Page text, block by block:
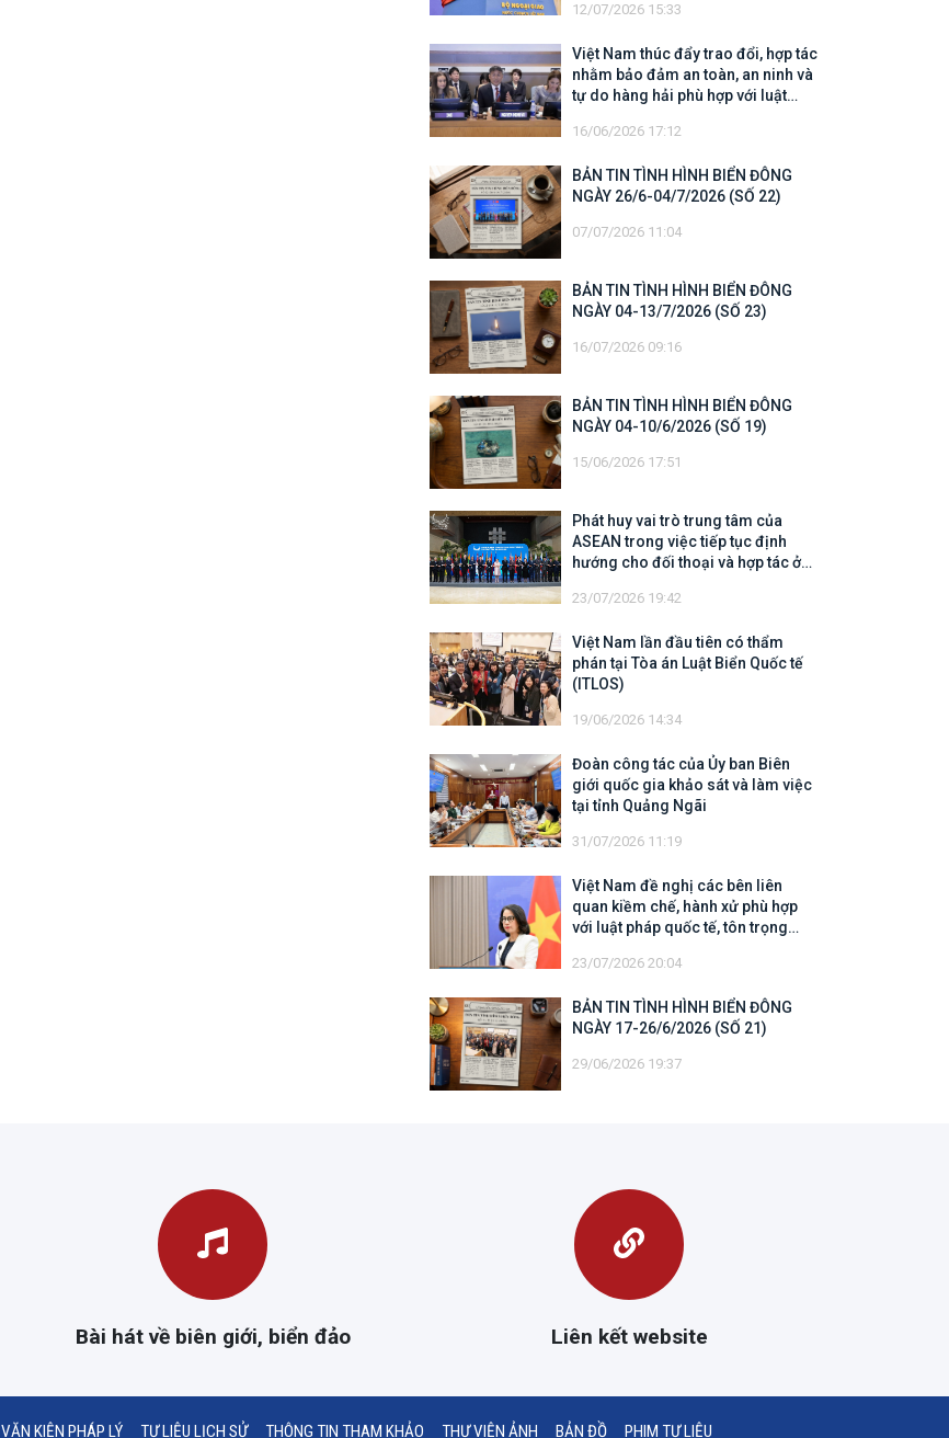
12/07/2026 15:33
Việt Nam thúc đẩy trao đổi, hợp tác
nhằm bảo đảm an toàn, an ninh và
tự do hàng hải phù hợp với luật
16/06/2026 17:12
BẢN TIN TÌNH HÌNH BIỂN ĐÔNG
NGÀY 26/6-04/7/2026 (SỐ 22)
07/07/2026 11:04
BẢN TIN TÌNH HÌNH BIỂN ĐÔNG
NGÀY 04-13/7/2026 (SỐ 23)
16/07/2026 09:16
BẢN TIN TÌNH HÌNH BIỂN ĐÔNG
NGÀY 04-10/6/2026 (SỐ 19)
15/06/2026 17:51
Phát huy vai trò trung tâm của
ASEAN trong việc tiếp tục định
hướng cho đối thoại và hợp tác ở
23/07/2026 19:42
Việt Nam lần đầu tiên có thẩm
phán tại Tòa án Luật Biển Quốc tế
(ITLOS)
19/06/2026 14:34
Đoàn công tác của Ủy ban Biên
giới quốc gia khảo sát và làm việc
tại tỉnh Quảng Ngãi
31/07/2026 11:19
Việt Nam đề nghị các bên liên
quan kiềm chế, hành xử phù hợp
với luật pháp quốc tế, tôn trọng
đối với vùng đặc quyền kinh tế và
23/07/2026 20:04
BẢN TIN TÌNH HÌNH BIỂN ĐÔNG
NGÀY 17-26/6/2026 (SỐ 21)
29/06/2026 19:37
Bài hát về biên giới, biển đảo Liên kết website
VĂN KIỆN PHÁP LÝ TƯ LIỆU LỊCH SỬ THÔNG TIN THAM KHẢO THƯ VIỆN ẢNH BẢN ĐỒ PHIM TƯ LIỆU